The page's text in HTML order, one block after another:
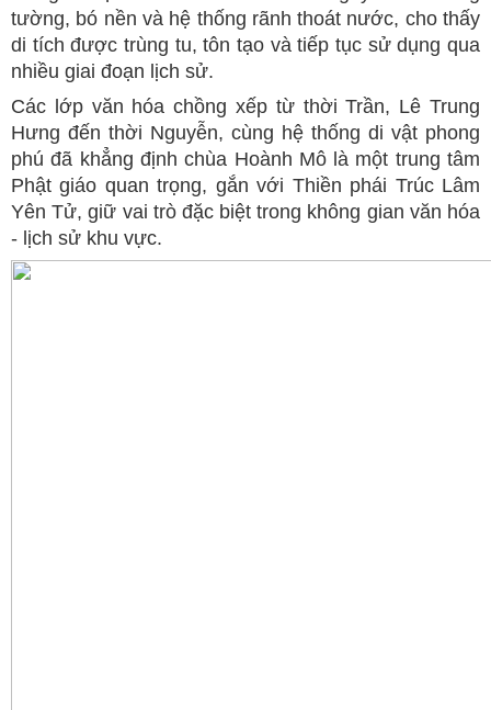
tường, bó nền và hệ thống rãnh thoát nước, cho thấy
di tích được trùng tu, tôn tạo và tiếp tục sử dụng qua
nhiều giai đoạn lịch sử.
Các lớp văn hóa chồng xếp từ thời Trần, Lê Trung
Hưng đến thời Nguyễn, cùng hệ thống di vật phong
phú đã khẳng định chùa Hoành Mô là một trung tâm
Phật giáo quan trọng, gắn với Thiền phái Trúc Lâm
Yên Tử, giữ vai trò đặc biệt trong không gian văn hóa
- lịch sử khu vực.